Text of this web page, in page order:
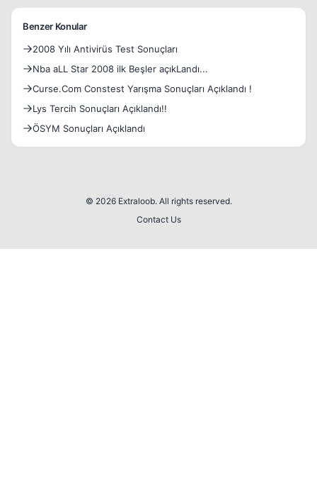
Benzer Konular
2008 Yılı Antivirüs Test Sonuçları
Nba aLL Star 2008 ilk Beşler açıkLandı...
Curse.Com Constest Yarışma Sonuçları Açıklandı !
Lys Tercih Sonuçları Açıklandı!!
ÖSYM Sonuçları Açıklandı
© 2026 Extraloob. All rights reserved.
Contact Us